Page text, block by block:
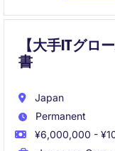
【大手ITグロ
書
Japan
Permanent
¥6,000,000 -